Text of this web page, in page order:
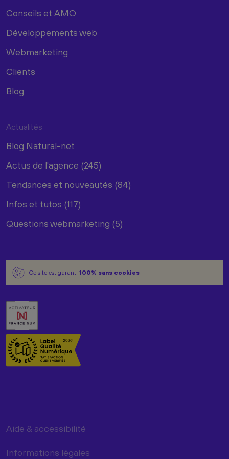
Conseils et AMO
Développements web
Webmarketing
Clients
Blog
Actualités
Blog Natural-net
Actus de l'agence (245)
Tendances et nouveautés (84)
Infos et tutos (117)
Questions webmarketing (5)
Ce site est garanti 100% sans cookies
Aide & accessibilité
Informations légales